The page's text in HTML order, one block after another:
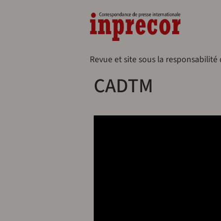
Revue et site sous la
CADTM